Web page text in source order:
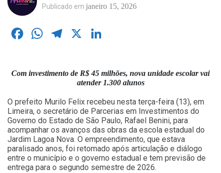
Publicado em janeiro 15, 2026
Facebook
WhatsApp
Telegram
X
Com investimento de R$ 45 milhões, nova unidade escolar vai
atender 1.300 alunos
O prefeito Murilo Felix recebeu nesta terça-feira (13), em
Limeira, o secretário de Parcerias em Investimentos do
Governo do Estado de São Paulo, Rafael Benini, para
acompanhar os avanços das obras da escola estadual do
Jardim Lagoa Nova. O empreendimento, que estava
paralisado anos, foi retomado após articulação e diálogo
entre o município e o governo estadual e tem previsão de
entrega para o segundo semestre de 2026.